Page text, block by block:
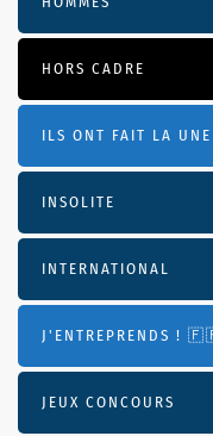
HORS CADRE
ILS ONT FAIT LA
INSOLITE
INTERNATIONAL
J'ENTREPRENDS !
JEUX CONCOURS